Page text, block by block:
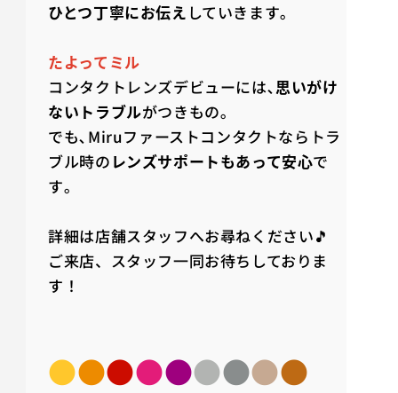
ひとつ丁寧にお伝え していきます｡
たよってミル
コンタクトレンズデビューには､思いがけ
ないトラブルがつきもの｡
でも､Miruファーストコンタクトならトラ
ブル時の レンズサポートもあって安心で
す｡
詳細は店舗スタッフへお尋ねください🎵
ご来店、スタッフ一同お待ちしておりま
す！
●●●●●●●●●